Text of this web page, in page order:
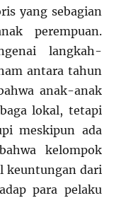
yang sebagian
perempuan.
langkah-
antara tahun
anak-anak
lokal, tetapi
meskipun ada
kelompok
keuntungan dari
para pelaku